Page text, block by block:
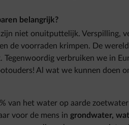
belangrijk?
niet onuitputtelijk. Verspilling,
de voorraden krimpen. De
Tegenwoordig verbruiken we in
Al wat we kunnen doen
van het water op aarde
voor de mens in grondwater,